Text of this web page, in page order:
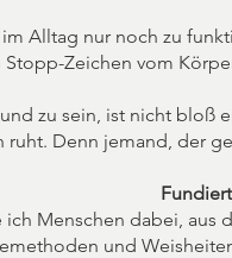
Alltag nur noch zu
Zeichen vom
zu sein, ist nicht bloß
ruht. Denn jemand, der
ich Menschen dabei,
und